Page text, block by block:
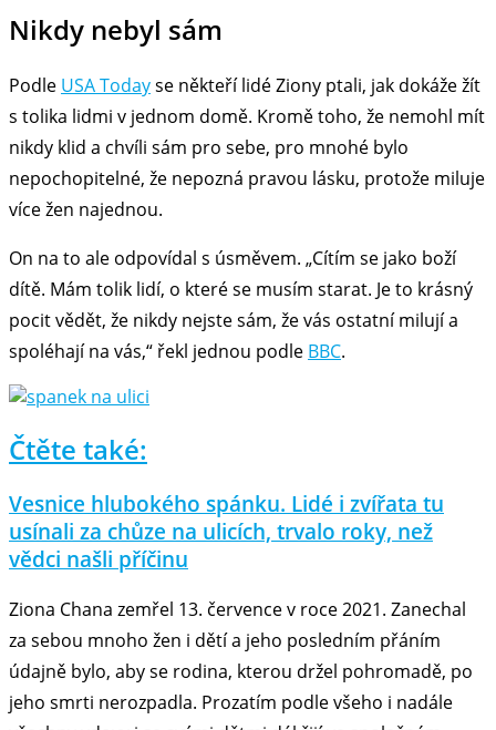
Nikdy nebyl sám
Podle USA Todayse někteří lidé Ziony ptali, jak dokáže žít
s tolika lidmi v jednom domě. Kromě toho, že nemohl mít
nikdy klid a chvíli sám pro sebe, pro mnohé bylo
nepochopitelné, že nepozná pravou lásku, protože miluje
více žen najednou.
On na to ale odpovídal s úsměvem. „Cítím se jako boží
dítě. Mám tolik lidí, o které se musím starat. Je to krásný
pocit vědět, že nikdy nejste sám, že vás ostatní milují a
spoléhají na vás,“ řekl jednou podle BBC.
Čtěte také:
Vesnice hlubokého spánku. Lidé i zvířata tu
usínali za chůze na ulicích, trvalo roky, než
vědci našli příčinu
Ziona Chana zemřel 13. července v roce 2021. Zanechal
za sebou mnoho žen i dětí a jeho posledním přáním
údajně bylo, aby se rodina, kterou držel pohromadě, po
jeho smrti nerozpadla. Prozatím podle všeho i nadále